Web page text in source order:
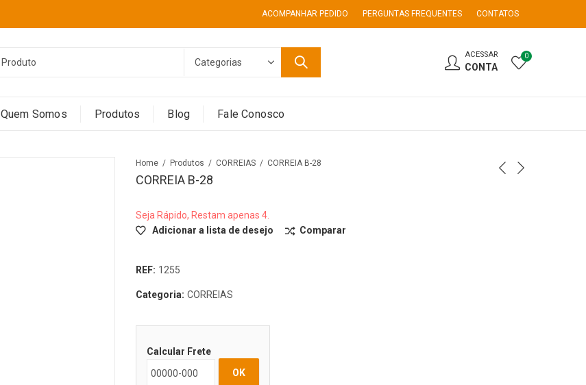
ACOMPANHAR PEDIDO PERGUNTAS FREQUENTES CONTATOS
ACESSAR
CONTA
0
Quem Somos Produtos Blog Fale Conosco
Home Produtos CORREIAS CORREIA B-28
CORREIA B-28
Seja Rápido, Restam apenas 4.
Adicionar a lista de desejo
Comparar
REF: 1255
Categoria: CORREIAS
Calcular Frete
OK